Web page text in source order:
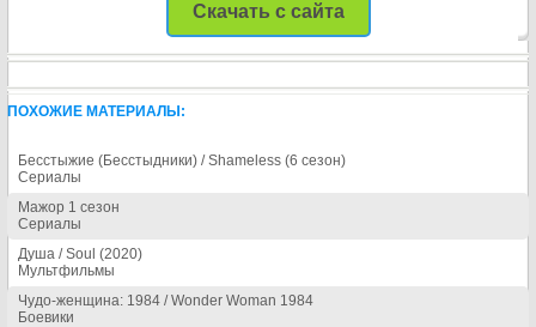
Скачать с сайта
ПОХОЖИЕ МАТЕРИАЛЫ:
Бесстыжие (Бесстыдники) / Shameless (6 сезон)
Сериалы
Мажор 1 сезон
Сериалы
Душа / Soul (2020)
Мультфильмы
Чудо-женщина: 1984 / Wonder Woman 1984
Боевики